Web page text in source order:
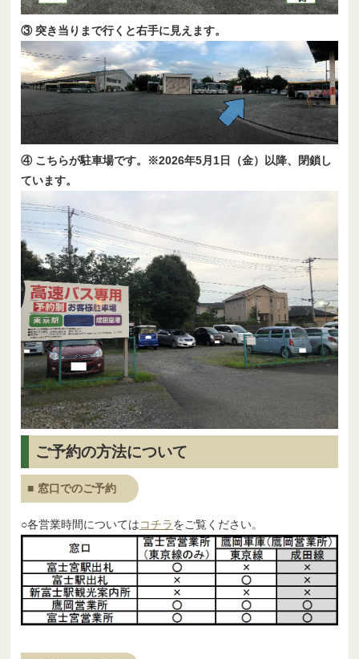
③ 突き当りまで行くと右手に見えます。
④ こちらが駐車場です。※2026年5月1日（金）以降、閉鎖し
ています。
ご予約の方法について
窓口でのご予約
○各営業時間についてはコチラをご覧ください。